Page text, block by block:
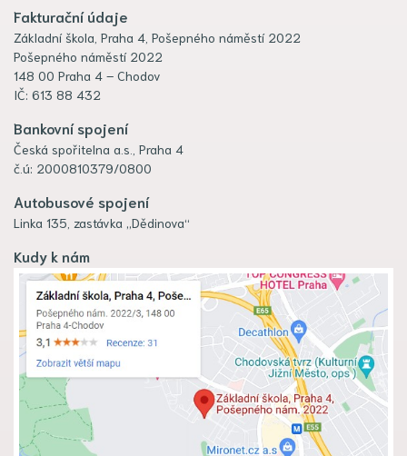
Fakturační údaje
Základní škola, Praha 4, Pošepného náměstí 2022
Pošepného náměstí 2022
148 00 Praha 4 – Chodov
IČ: 613 88 432
Bankovní spojení
Česká spořitelna a.s., Praha 4
č.ú: 2000810379/0800
Autobusové spojení
Linka 135, zastávka „Dědinova“
Kudy k nám